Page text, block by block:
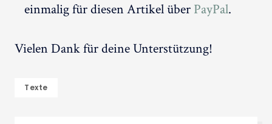
einmalig für diesen Artikel über PayPal.
Vielen Dank für deine Unterstützung!
Texte